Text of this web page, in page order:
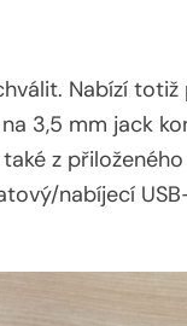
Nabízí
3,5 mm jack
z
nabíjecí